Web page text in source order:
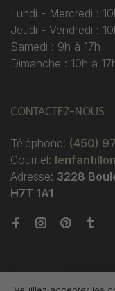
Lundi - Mercredi :
Jeudi - Vendredi :
Samedi : 9h à 17h
Dimanche : 10h à
CONTACTEZ-NOUS
Téléphone: (450)
Courriel:
Adresse: 3228
H7T 1A1